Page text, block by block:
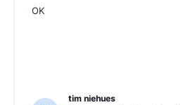
OK
tim niehues